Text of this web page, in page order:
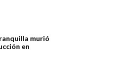
murió
en